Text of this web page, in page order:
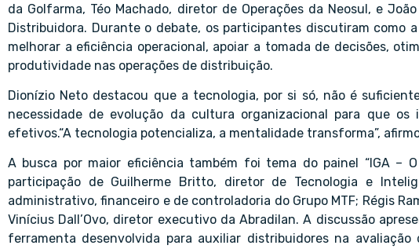
da Golfarma, Téo Machado, diretor de Operações da Neosul, e
Distribuidora. Durante o debate, os participantes discutiram como
melhorar a eficiência operacional, apoiar a tomada de decisões,
produtividade nas operações de distribuição.
Dionízio Neto destacou que a tecnologia, por si só, não é
necessidade de evolução da cultura organizacional para que os
efetivos.“A tecnologia potencializa, a mentalidade transforma”,
A busca por maior eficiência também foi tema do painel “IGA –
participação de Guilherme Britto, diretor de Tecnologia e
administrativo, financeiro e de controladoria do Grupo MTF; Régis
Vinícius Dall’Ovo, diretor executivo da Abradilan. A discussão
ferramenta desenvolvida para auxiliar distribuidores na